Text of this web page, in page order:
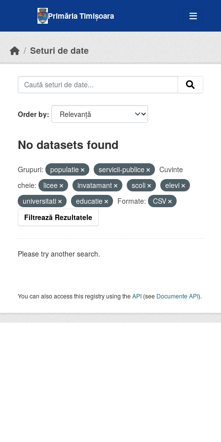
Primăria Timișoara
Seturi de date
Order by
No datasets found
Grupuri: populatie servicii-publice
Cuvinte
cheie:
licee invatamant scoli
elevi
universitati
educatie Formate:
CSV
Filtrează Rezultatele
Please try another search.
You can also access this registry using theAPI (see Documente API).